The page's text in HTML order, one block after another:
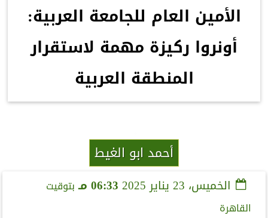
الأمين العام للجامعة العربية:
أونروا ركيزة مهمة لاستقرار
المنطقة العربية
أحمد ابو الغيط
الخميس، 23 يناير 2025 06:33 مـ
بتوقيت
القاهرة